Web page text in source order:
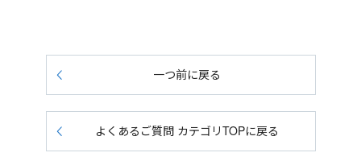
一つ前に戻る
よくあるご質問 カテゴリTOPに戻る